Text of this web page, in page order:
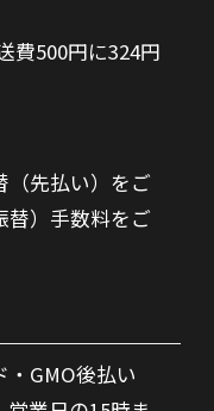
費500円に324円
（先払い）をご
替）手数料をご
GMO後払い